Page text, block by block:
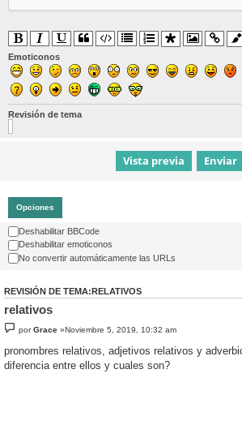
Emoticonos
Revisión de tema
Opciones
Deshabilitar BBCode
Deshabilitar emoticonos
No convertir automáticamente las URLs
REVISIÓN DE TEMA:RELATIVOS
relativos
porGrace »Noviembre 5, 2019, 10:32 am
pronombres relativos, adjetivos relativos y
diferencia entre ellos y cuales son?